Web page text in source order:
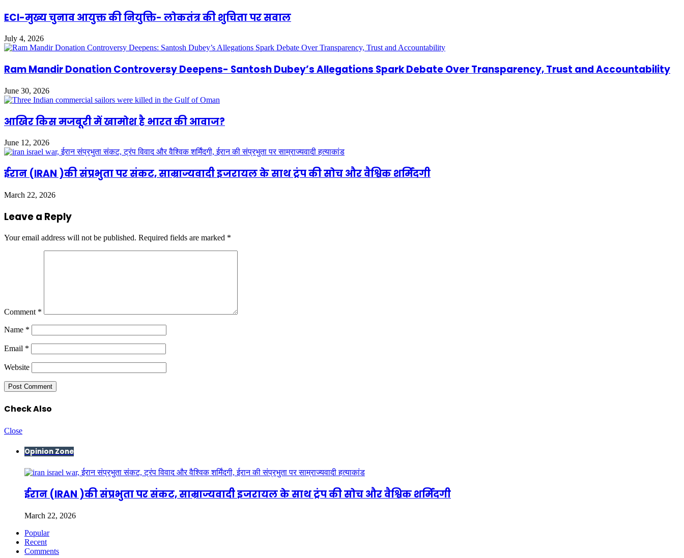
ECI-मुख्य चुनाव आयुक्त की नियुक्ति- लोकतंत्र की शुचिता पर सवाल
July 4, 2026
Ram Mandir Donation Controversy Deepens- Santosh Dubey’s Allegations Spark Debate Over Transparency, Trust and Accountability
June 30, 2026
आखिर किस मजबूरी में खामोश है भारत की आवाज?
June 12, 2026
ईरान (IRAN )की संप्रभुता पर संकट, साम्राज्यवादी इजरायल के साथ ट्रंप की सोच और वैश्विक शर्मिंदगी
March 22, 2026
Leave a Reply
Your email address will not be published. Required fields are marked *
Comment *
Name *
Email *
Website
Check Also
Close
Opinion Zone
ईरान (IRAN )की संप्रभुता पर संकट, साम्राज्यवादी इजरायल के साथ ट्रंप की सोच और वैश्विक शर्मिंदगी
March 22, 2026
Popular
Recent
Comments